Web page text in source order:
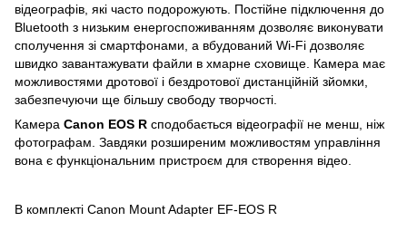
відеографів, які часто подорожують. Постійне підключення до
Bluetooth з низьким енергоспоживанням дозволяє виконувати
сполучення зі смартфонами, а вбудований Wi-Fi дозволяє
швидко завантажувати файли в хмарне сховище. Камера має
можливостями дротової і бездротової дистанційній зйомки,
забезпечуючи ще більшу свободу творчості.
Камера Canon EOS R сподобається відеографії не менш, ніж
фотографам. Завдяки розширеним можливостям управління
вона є функціональним пристроєм для створення відео.
В комплекті Canon Mount Adapter EF-EOS R